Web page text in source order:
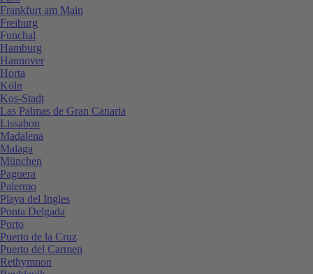
Frankfurt am Main
Freiburg
Funchal
Hamburg
Hannover
Horta
Köln
Kos-Stadt
Las Palmas de Gran Canaria
Lissabon
Madalena
Malaga
München
Paguera
Palermo
Playa del Ingles
Ponta Delgada
Porto
Puerto de la Cruz
Puerto del Carmen
Rethymnon